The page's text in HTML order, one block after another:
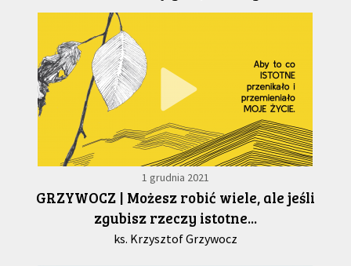
1 grudnia 2021
GRZYWOCZ | Możesz robić wiele, ale jeśli
zgubisz rzeczy istotne...
ks. Krzysztof Grzywocz